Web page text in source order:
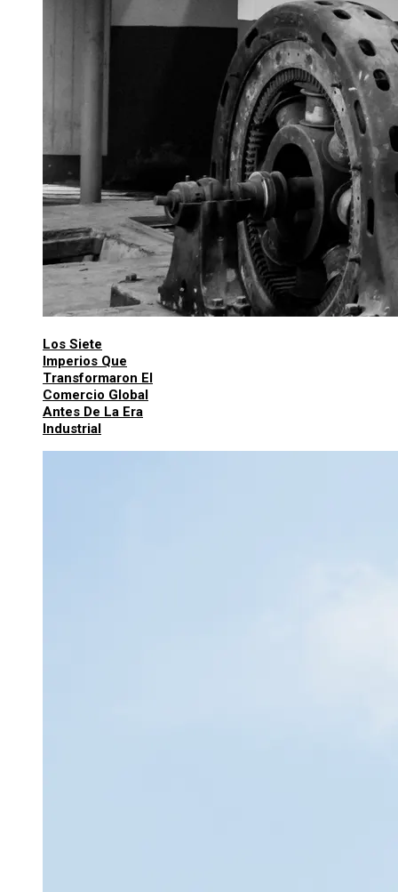
Los Siete
Imperios Que
Transformaron El
Comercio Global
Antes De La Era
Industrial